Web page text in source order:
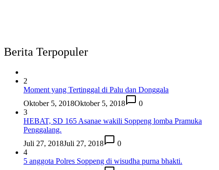
Berita Terpopuler
2
Moment yang Tertinggal di Palu dan Donggala
Oktober 5, 2018Oktober 5, 2018
0
3
HEBAT, SD 165 Asanae wakili Soppeng lomba Pramuka
Penggalang.
Juli 27, 2018Juli 27, 2018
0
4
5 anggota Polres Soppeng di wisudha purna bhakti.